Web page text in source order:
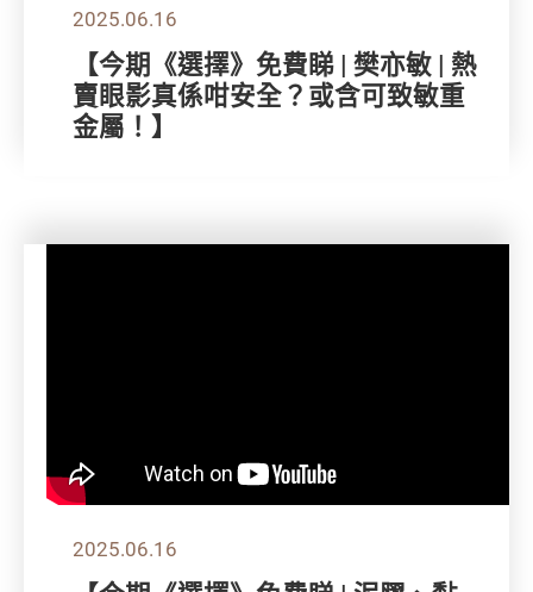
2025.06.16
【今期《選擇》免費睇 | 樊亦敏 | 熱
賣眼影真係咁安全？或含可致敏重
金屬！】
2025.06.16